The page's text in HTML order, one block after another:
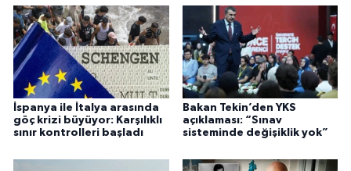
İspanya ile İtalya arasında
göç krizi büyüyor: Karşılıklı
sınır kontrolleri başladı
Bakan Tekin’den YKS
açıklaması: “Sınav
sisteminde değişiklik yok”